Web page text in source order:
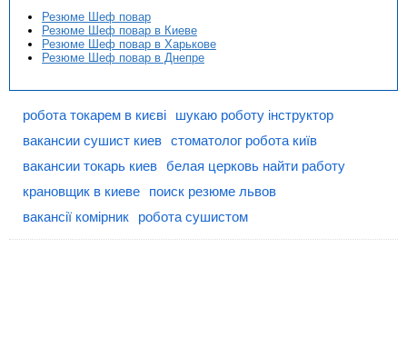
Резюме Шеф повар
Резюме Шеф повар в Киеве
Резюме Шеф повар в Харькове
Резюме Шеф повар в Днепре
робота токарем в києві
шукаю роботу інструктор
вакансии сушист киев стоматолог робота київ
вакансии токарь киев белая церковь найти работу
крановщик в киеве
поиск резюме львов
вакансії комірник
робота сушистом